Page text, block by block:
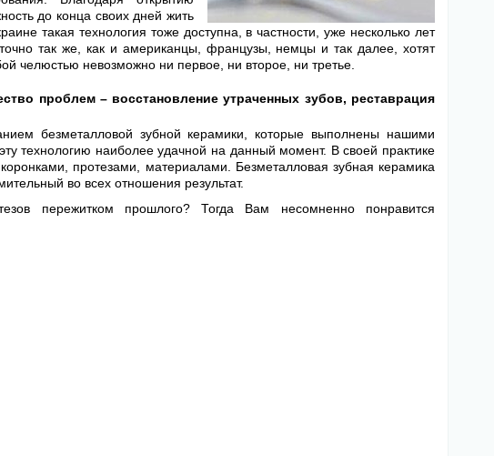
до конца своих дней жить
такая технология тоже доступна, в частности, уже несколько лет
так же, как и американцы, французы, немцы и так далее, хотят
челюстью невозможно ни первое, ни второе, ни третье.
проблем – восстановление утраченных зубов, реставрация
безметалловой зубной керамики, которые выполнены нашими
технологию наиболее удачной на данный момент. В своей практике
протезами, материалами. Безметалловая зубная керамика
во всех отношения результат.
пережитком прошлого? Тогда Вам несомненно понравится